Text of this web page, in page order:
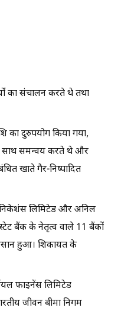
का संचालन करते थे तथा
का दुरुपयोग किया गया,
साथ समन्वय करते थे और
खाते गैर-निष्पादित
लिमिटेड और अनिल
बैंक के नेतृत्व वाले 11 बैंकों
हुआ। शिकायत के
फाइनेंस लिमिटेड
जीवन बीमा निगम